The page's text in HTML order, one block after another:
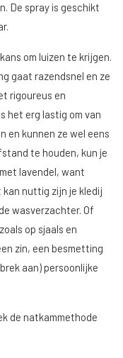
De spray is geschikt
om luizen te krijgen.
gaat razendsnel en ze
rigoureus en
het erg lastig om van
en kunnen ze wel eens
te houden, kun je
lavendel, want
nuttig zijn je kledij
wasverzachter. Of
op sjaals en
zin, een besmetting
aan) persoonlijke
de natkammethode